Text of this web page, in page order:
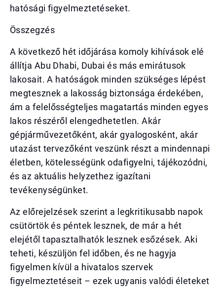
hatósági figyelmeztetéseket.
Összegzés
A következő hét időjárása komoly kihívások elé
állítja Abu Dhabi, Dubai és más emirátusok
lakosait. A hatóságok minden szükséges lépést
megtesznek a lakosság biztonsága érdekében,
ám a felelősségteljes magatartás minden egyes
lakos részéről elengedhetetlen. Akár
gépjárművezetőként, akár gyalogosként, akár
utazást tervezőként veszünk részt a mindennapi
életben, kötelességünk odafigyelni, tájékozódni,
és az aktuális helyzethez igazítani
tevékenységünket.
Az előrejelzések szerint a legkritikusabb napok
csütörtök és péntek lesznek, de már a hét
elejétől tapasztalhatók lesznek esőzések. Aki
teheti, készüljön fel időben, és ne hagyja
figyelmen kívül a hivatalos szervek
figyelmeztetéseit – ezek ugyanis valódi életeket